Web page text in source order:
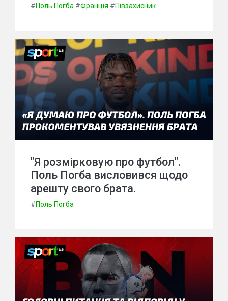
#Поль Погба #Франція #Півзахисник
"Я розмірковую про футбол".
Поль Погба висловився щодо
арешту свого брата.
#Поль Погба